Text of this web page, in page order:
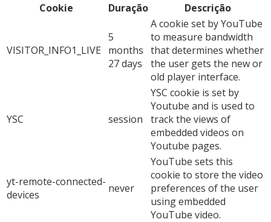
Cookie
Duração Descrição
VISITOR_INFO1_LIVE
5
months
27 days
A cookie set by YouTube
to measure bandwidth
that determines whether
the user gets the new or
old player interface.
YSC session
YSC cookie is set by
Youtube and is used to
track the views of
embedded videos on
Youtube pages.
yt-remote-connected-
devices
never
YouTube sets this
cookie to store the video
preferences of the user
using embedded
YouTube video.